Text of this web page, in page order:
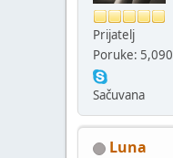
Prijatelj
Poruke: 5,090
Sačuvana
Luna